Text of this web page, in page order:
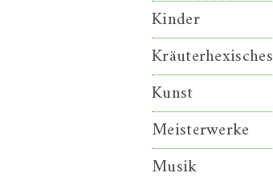
Kinder
Kräuterhexisches
Kunst
Meisterwerke
Musik